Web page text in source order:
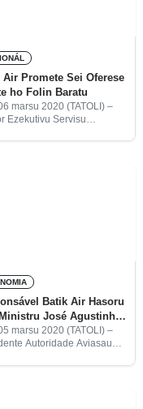
Air Promete Sei Oferese
ho Folin Baratu
marsu 2020 (TATOLI) –
Ezekutivu Servisu
Batik Air Hasoru
José Agustinho
Operasaun
marsu 2020 (TATOLI) –
Autoridade Aviasaun